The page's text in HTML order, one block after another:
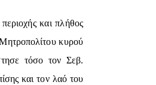
και πλήθος
κυρού
τόσο τον Σεβ.
και τον λαό του